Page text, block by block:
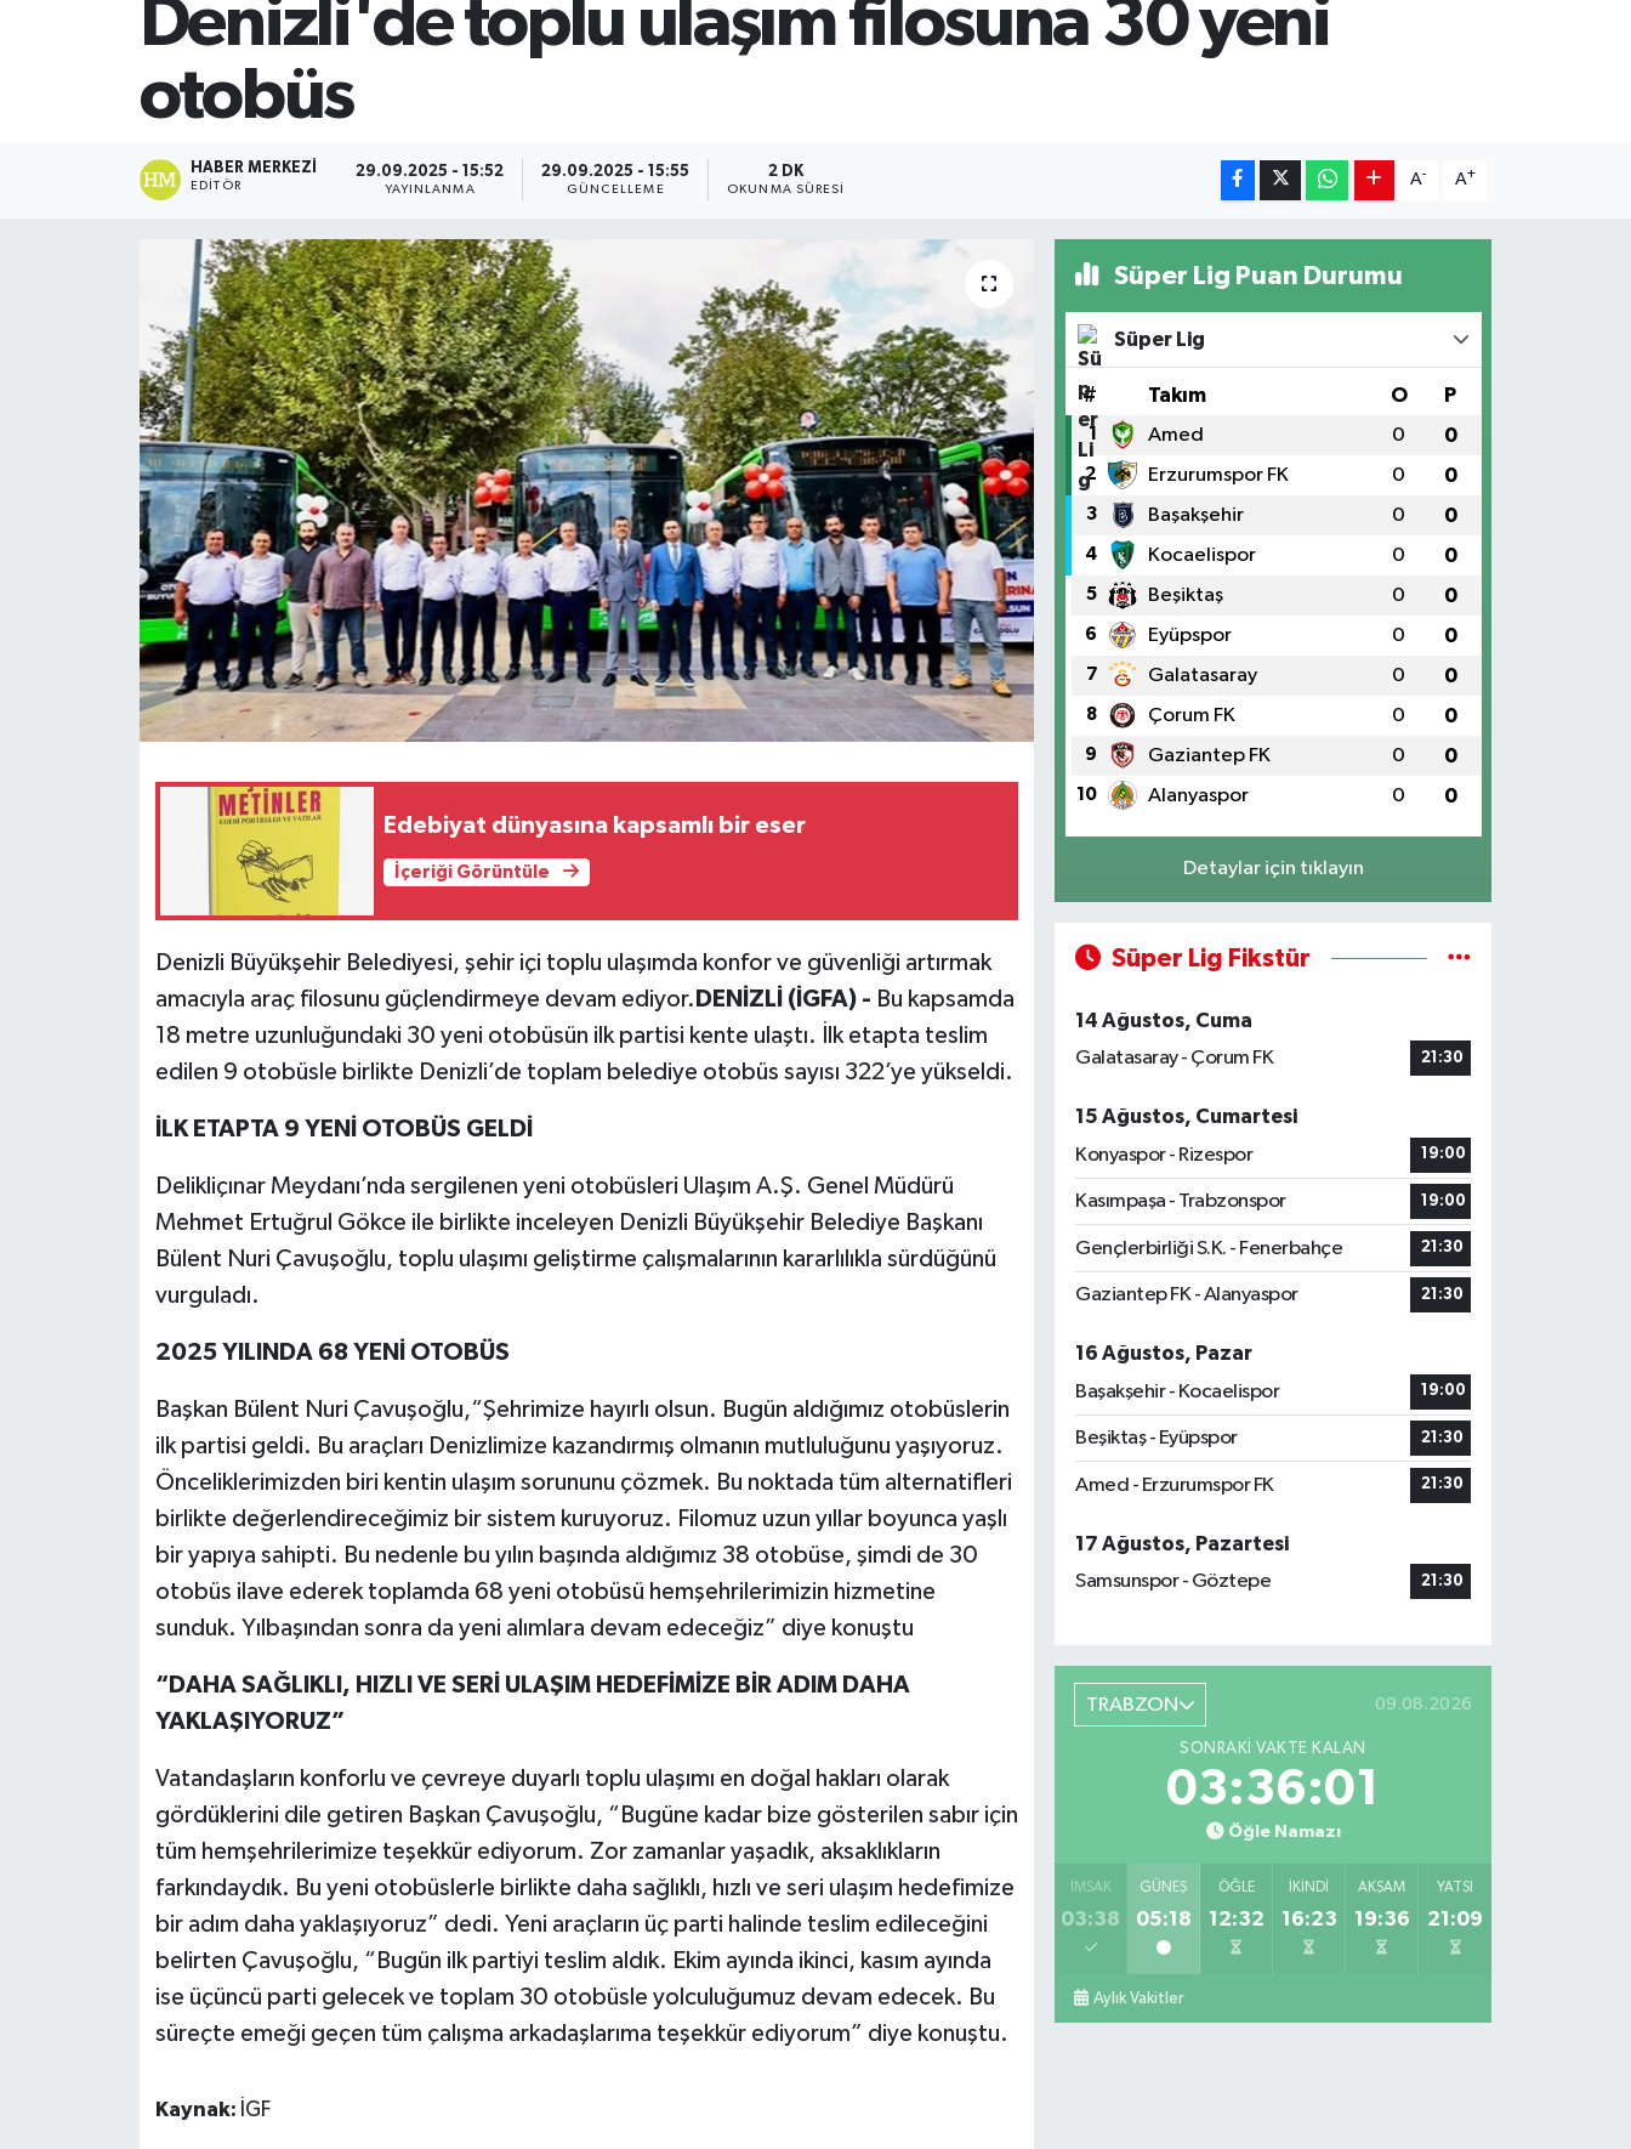
Denizli'de toplu ulaşım filosuna 30 yeni
otobüs
HABER MERKEZI
EDITÖR
29.09.2025 - 15:52
YAYINLANMA
29.09.2025 - 15:55
GÜNCELLEME
2 DK
OKUNMA SÜRESI
A- A+
Edebiyat dünyasına kapsamlı bir eser
İçeriği Görüntüle
Denizli Büyükşehir Belediyesi, şehir içi toplu ulaşımda konfor ve güvenliği artırmak
amacıyla araç filosunu güçlendirmeye devam ediyor. DENİZLİ (İGFA) - Bu kapsamda
18 metre uzunluğundaki 30 yeni otobüsün ilk partisi kente ulaştı. İlk etapta teslim
edilen 9 otobüsle birlikte Denizli’de toplam belediye otobüs sayısı 322’ye yükseldi.
İLK ETAPTA 9 YENİ OTOBÜS GELDİ
Delikliçınar Meydanı’nda sergilenen yeni otobüsleri Ulaşım A.Ş. Genel Müdürü
Mehmet Ertuğrul Gökce ile birlikte inceleyen Denizli Büyükşehir Belediye Başkanı
Bülent Nuri Çavuşoğlu, toplu ulaşımı geliştirme çalışmalarının kararlılıkla sürdüğünü
vurguladı.
2025 YILINDA 68 YENİ OTOBÜS
Başkan Bülent Nuri Çavuşoğlu,“Şehrimize hayırlı olsun. Bugün aldığımız otobüslerin
ilk partisi geldi. Bu araçları Denizlimize kazandırmış olmanın mutluluğunu yaşıyoruz.
Önceliklerimizden biri kentin ulaşım sorununu çözmek. Bu noktada tüm alternatifleri
birlikte değerlendireceğimiz bir sistem kuruyoruz. Filomuz uzun yıllar boyunca yaşlı
bir yapıya sahipti. Bu nedenle bu yılın başında aldığımız 38 otobüse, şimdi de 30
otobüs ilave ederek toplamda 68 yeni otobüsü hemşehrilerimizin hizmetine
sunduk. Yılbaşından sonra da yeni alımlara devam edeceğiz” diye konuştu
“DAHA SAĞLIKLI, HIZLI VE SERİ ULAŞIM HEDEFİMİZE BİR ADIM DAHA
YAKLAŞIYORUZ”
Vatandaşların konforlu ve çevreye duyarlı toplu ulaşımı en doğal hakları olarak
gördüklerini dile getiren Başkan Çavuşoğlu, “Bugüne kadar bize gösterilen sabır için
tüm hemşehrilerimize teşekkür ediyorum. Zor zamanlar yaşadık, aksaklıkların
farkındaydık. Bu yeni otobüslerle birlikte daha sağlıklı, hızlı ve seri ulaşım hedefimize
bir adım daha yaklaşıyoruz” dedi. Yeni araçların üç parti halinde teslim edileceğini
belirten Çavuşoğlu, “Bugün ilk partiyi teslim aldık. Ekim ayında ikinci, kasım ayında
ise üçüncü parti gelecek ve toplam 30 otobüsle yolculuğumuz devam edecek. Bu
süreçte emeği geçen tüm çalışma arkadaşlarıma teşekkür ediyorum” diye konuştu.
Kaynak: İGF
Süper Lig Puan Durumu
Süper Lig
# Takım O P
1 Amed 0 0
2 Erzurumspor FK 0 0
3 Başakşehir 0 0
4 Kocaelispor 0 0
5 Beşiktaş 0 0
6 Eyüpspor 0 0
7 Galatasaray 0 0
8 Çorum FK 0 0
9 Gaziantep FK 0 0
10 Alanyaspor 0 0
Detaylar için tıklayın
Süper Lig Fikstür
14 Ağustos, Cuma
Galatasaray - Çorum FK
21:30
15 Ağustos, Cumartesi
Konyaspor - Rizespor
19:00
Kasımpaşa - Trabzonspor 19:00
Gençlerbirliği S.K. - Fenerbahçe 21:30
Gaziantep FK - Alanyaspor 21:30
16 Ağustos, Pazar
Başakşehir - Kocaelispor
19:00
Beşiktaş - Eyüpspor 21:30
Amed - Erzurumspor FK 21:30
17 Ağustos, Pazartesi
Samsunspor - Göztepe
21:30
TRABZON 09.08.2026
SONRAKI VAKTE KALAN
03:36:00
Öğle Namazı
İMSAK
03:38
GÜNEŞ
05:18
ÖĞLE
12:32
İKINDI
16:23
AKŞAM
19:36
YATSI
21:09
Aylık Vakitler
SİYASET
Teknoloji
TRABZON